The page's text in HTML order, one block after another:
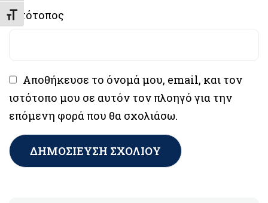
Εναλλαγή Μεγέθους Γραμμάτων
Ιστότοπος
Αποθήκευσε το όνομά μου, email, και τον
ιστότοπο μου σε αυτόν τον πλοηγό για την
επόμενη φορά που θα σχολιάσω.